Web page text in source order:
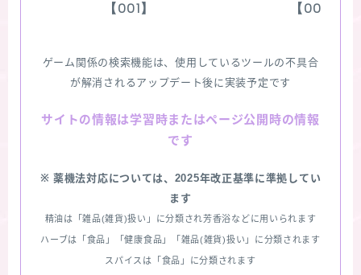
【001】 【002】
ゲーム関係の検索機能は、使用しているツールの不具合
が解消されるアップデート後に実装予定です
サイトの情報は学習時またはページ公開時の情報
です
※ 薬機法対応については、2025年改正基準に準拠してい
ます
精油は「雑品(雑貨)扱い」に分類され芳香浴などに用いられます
ハーブは「食品」「健康食品」「雑品(雑貨)扱い」に分類されます
スパイスは「食品」に分類されます